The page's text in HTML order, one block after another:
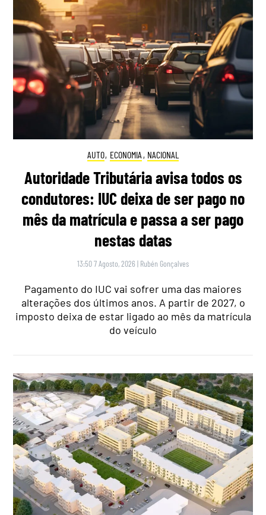
AUTO, ECONOMIA , NACIONAL
Autoridade Tributária avisa todos os
condutores: IUC deixa de ser pago no
mês da matrícula e passa a ser pago
nestas datas
13:50 7 Agosto, 2026 | Rubén Gonçalves
Pagamento do IUC vai sofrer uma das maiores
alterações dos últimos anos. A partir de 2027, o
imposto deixa de estar ligado ao mês da matrícula
do veículo